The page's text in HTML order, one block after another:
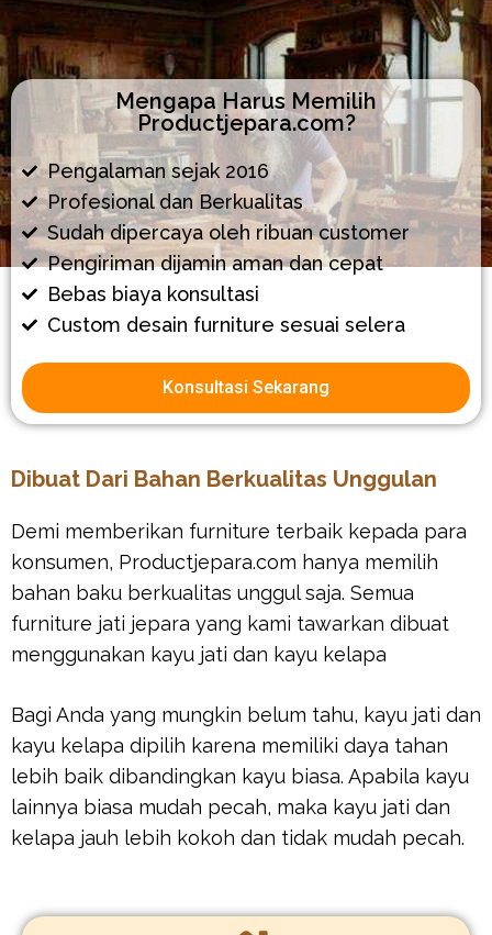
Mengapa Harus Memilih
Productjepara.com?
Pengalaman sejak 2016
Profesional dan Berkualitas
Sudah dipercaya oleh ribuan customer
Pengiriman dijamin aman dan cepat
Bebas biaya konsultasi
Custom desain furniture sesuai selera
Konsultasi Sekarang
Dibuat Dari Bahan Berkualitas Unggulan
Demi memberikan furniture terbaik kepada para
konsumen, Productjepara.com hanya memilih
bahan baku berkualitas unggul saja. Semua
furniture jati jepara yang kami tawarkan dibuat
menggunakan kayu jati dan kayu kelapa
Bagi Anda yang mungkin belum tahu, kayu jati dan
kayu kelapa dipilih karena memiliki daya tahan
lebih baik dibandingkan kayu biasa. Apabila kayu
lainnya biasa mudah pecah, maka kayu jati dan
kelapa jauh lebih kokoh dan tidak mudah pecah.